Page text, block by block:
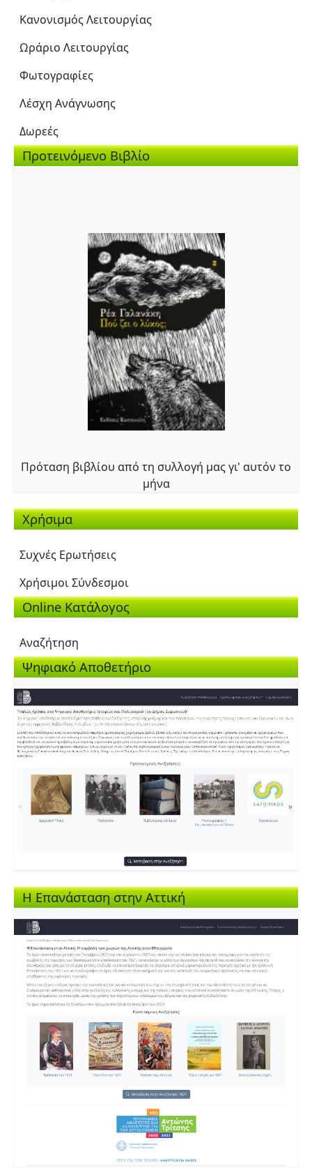
Κανονισμός Λειτουργίας
Ωράριο Λειτουργίας
Φωτογραφίες
Λέσχη Ανάγνωσης
Δωρεές
Προτεινόμενο Βιβλίο
Πρόταση βιβλίου από τη συλλογή μας γι' αυτόν το
μήνα
Χρήσιμα
Συχνές Ερωτήσεις
Χρήσιμοι Σύνδεσμοι
Online Κατάλογος
Αναζήτηση
Ψηφιακό Αποθετήριο
Η Επανάσταση στην Αττική